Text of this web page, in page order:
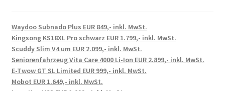
Waydoo Subnado Plus EUR 849,- inkl. MwSt.
Kingsong KS18XL Pro schwarz EUR 1.799,- inkl. MwSt.
Scuddy Slim V4 um EUR 2.099,- inkl. MwSt.
Seniorenfahrzeug Vita Care 4000 Li-Ion EUR 2.899,- inkl. MwSt.
E-Twow GT SL Limited EUR 999,- inkl. MwSt.
Mobot EUR 1.649,- inkl. MwSt.